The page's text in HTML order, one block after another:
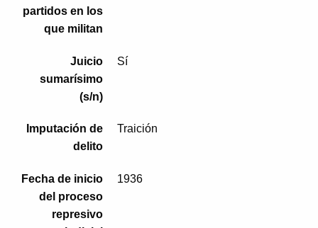
partidos en los
que militan
Juicio
sumarísimo
(s/n)
Sí
Imputación de
delito
Traición
Fecha de inicio
del proceso
represivo
1936